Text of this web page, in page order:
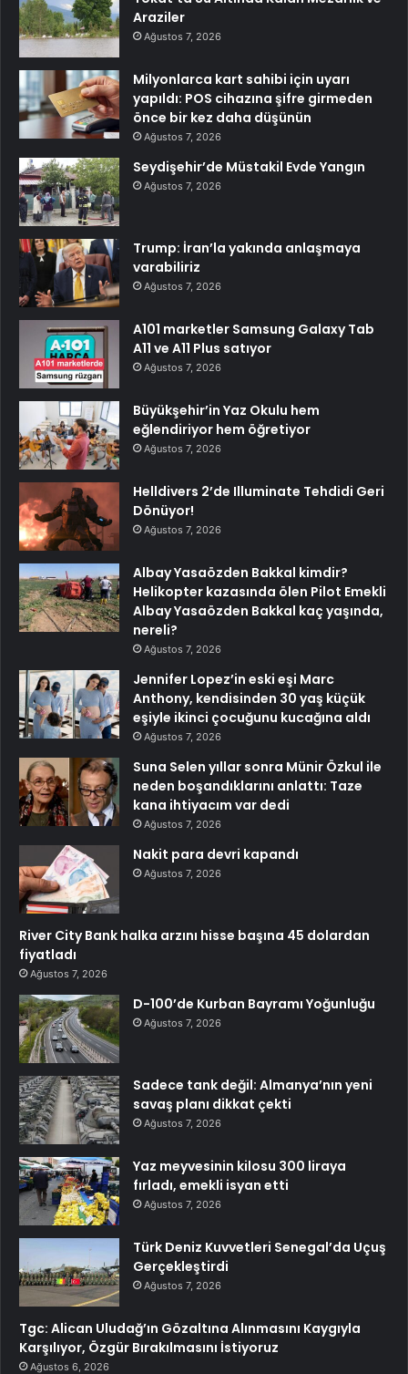
Araziler
Ağustos 7, 2026
Milyonlarca kart sahibi için uyarı
yapıldı: POS cihazına şifre girmeden
önce bir kez daha düşünün
Ağustos 7, 2026
Seydişehir’de Müstakil Evde Yangın
Ağustos 7, 2026
Trump: İran’la yakında anlaşmaya
varabiliriz
Ağustos 7, 2026
A101 marketler Samsung Galaxy Tab
A11 ve A11 Plus satıyor
Ağustos 7, 2026
Büyükşehir’in Yaz Okulu hem
eğlendiriyor hem öğretiyor
Ağustos 7, 2026
Helldivers 2’de Illuminate Tehdidi Geri
Dönüyor!
Ağustos 7, 2026
Albay Yasaözden Bakkal kimdir?
Helikopter kazasında ölen Pilot Emekli
Albay Yasaözden Bakkal kaç yaşında,
nereli?
Ağustos 7, 2026
Jennifer Lopez’in eski eşi Marc
Anthony, kendisinden 30 yaş küçük
eşiyle ikinci çocuğunu kucağına aldı
Ağustos 7, 2026
Suna Selen yıllar sonra Münir Özkul ile
neden boşandıklarını anlattı: Taze
kana ihtiyacım var dedi
Ağustos 7, 2026
Nakit para devri kapandı
Ağustos 7, 2026
River City Bank halka arzını hisse başına 45 dolardan
fiyatladı
Ağustos 7, 2026
D-100’de Kurban Bayramı Yoğunluğu
Ağustos 7, 2026
Sadece tank değil: Almanya’nın yeni
savaş planı dikkat çekti
Ağustos 7, 2026
Yaz meyvesinin kilosu 300 liraya
fırladı, emekli isyan etti
Ağustos 7, 2026
Türk Deniz Kuvvetleri Senegal’da Uçuş
Gerçekleştirdi
Ağustos 7, 2026
Tgc: Alican Uludağ’ın Gözaltına Alınmasını Kaygıyla
Karşılıyor, Özgür Bırakılmasını İstiyoruz
Ağustos 6, 2026